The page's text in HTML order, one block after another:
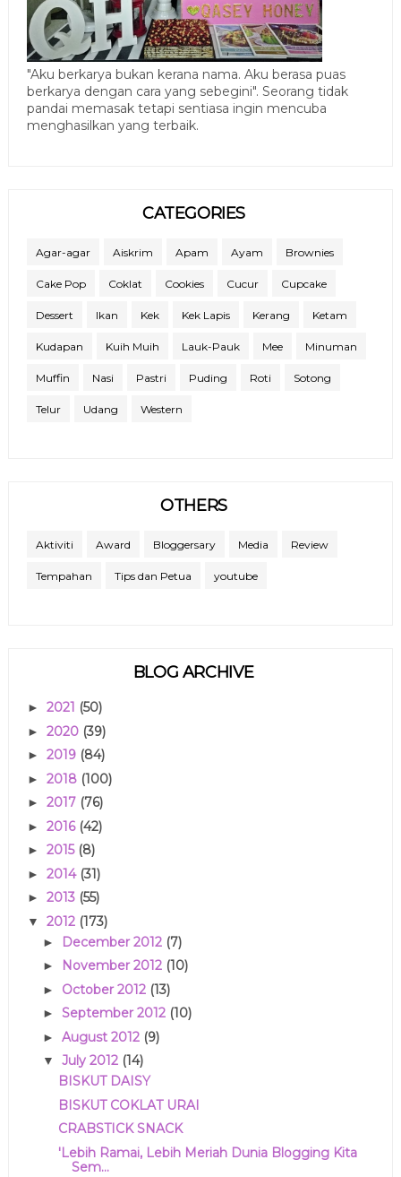
"Aku berkarya bukan kerana nama. Aku berasa puas
berkarya dengan cara yang sebegini". Seorang tidak
pandai memasak tetapi sentiasa ingin mencuba
menghasilkan yang terbaik.
CATEGORIES
Agar-agar Aiskrim Apam Ayam Brownies
Cake Pop Coklat Cookies Cucur Cupcake
Dessert Ikan Kek Kek Lapis Kerang Ketam
Kudapan Kuih Muih Lauk-Pauk Mee Minuman
Muffin Nasi Pastri Puding Roti Sotong
Telur Udang Western
OTHERS
Aktiviti Award Bloggersary Media Review
Tempahan Tips dan Petua youtube
BLOG ARCHIVE
► 2021 (50)
► 2020 (39)
► 2019 (84)
► 2018 (100)
► 2017 (76)
► 2016 (42)
► 2015 (8)
► 2014 (31)
► 2013 (55)
▼ 2012 (173)
► December 2012 (7)
► November 2012 (10)
► October 2012 (13)
► September 2012 (10)
► August 2012 (9)
▼ July 2012 (14)
BISKUT DAISY
BISKUT COKLAT URAI
CRABSTICK SNACK
'Lebih Ramai, Lebih Meriah Dunia Blogging Kita
Sem...